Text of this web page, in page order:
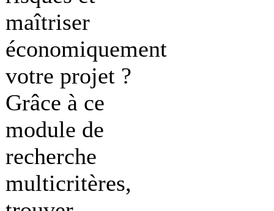
maîtriser
économiquement
votre projet ?
Grâce à ce
module de
recherche
multicritères,